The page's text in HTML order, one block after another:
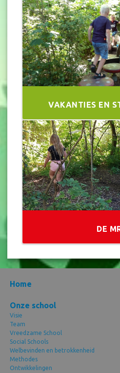
VAKANTIES EN
DE
Home
Onze school
Visie
Team
Vreedzame School
Social Schools
Welbevinden en betrokkenheid
Methodes
Ontwikkelingen